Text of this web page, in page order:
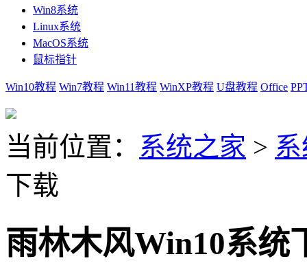
Win8系统
Linux系统
MacOS系统
鼠标指针
Win10教程 Win7教程 Win11教程 WinXP教程 U盘教程 Office
当前位置： 系统之家 >
下载
雨林木风Win10系统